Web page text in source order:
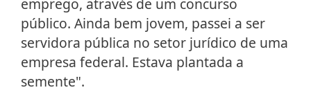
emprego, através de um concurso
público. Ainda bem jovem, passei a ser
servidora pública no setor jurídico de uma
empresa federal. Estava plantada a
semente".